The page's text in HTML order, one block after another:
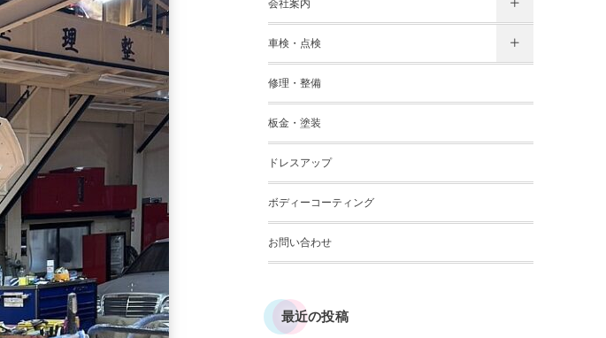
会社案内
車検・点検
修理・整備
板金・塗装
ドレスアップ
ボディーコーティング
お問い合わせ
最近の投稿